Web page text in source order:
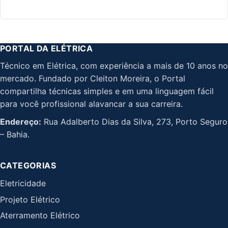
PORTAL DA ELÉTRICA
Técnico em Elétrica, com experiência a mais de 10 anos no
mercado. Fundado por Cleiton Moreira, o Portal
compartilha técnicas simples e em uma linguagem fácil
para você profissional alavancar a sua carreira.
Endereço: Rua Adalberto Dias da Silva, 273, Porto Seguro
– Bahia.
CATEGORIAS
Eletricidade
Projeto Elétrico
Aterramento Elétrico